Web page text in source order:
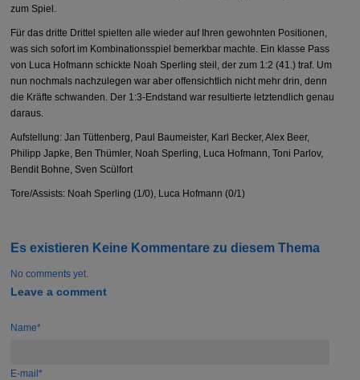
zum Spiel.
Für das dritte Drittel spielten alle wieder auf Ihren gewohnten Positionen,
was sich sofort im Kombinationsspiel bemerkbar machte. Ein klasse Pass
von Luca Hofmann schickte Noah Sperling steil, der zum 1:2 (41.) traf. Um
nun nochmals nachzulegen war aber offensichtlich nicht mehr drin, denn
die Kräfte schwanden. Der 1:3-Endstand war resultierte letztendlich genau
daraus.
Aufstellung: Jan Tüttenberg, Paul Baumeister, Karl Becker, Alex Beer,
Philipp Japke, Ben Thümler, Noah Sperling, Luca Hofmann, Toni Parlov,
Bendit Bohne, Sven Scülfort
Tore/Assists: Noah Sperling (1/0), Luca Hofmann (0/1)
Es existieren Keine Kommentare zu diesem Thema
No comments yet.
Leave a comment
Name*
E-mail*